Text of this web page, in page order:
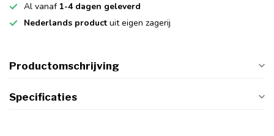
Al vanaf 1-4 dagen geleverd
Nederlands product uit eigen zagerij
Productomschrijving
Specificaties